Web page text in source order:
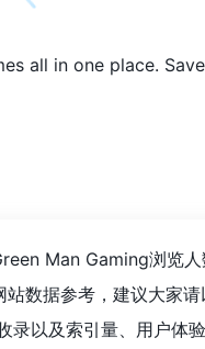
all in one place.
Man Gaming浏览
站数据参考，建议大家
录以及索引量、用户体